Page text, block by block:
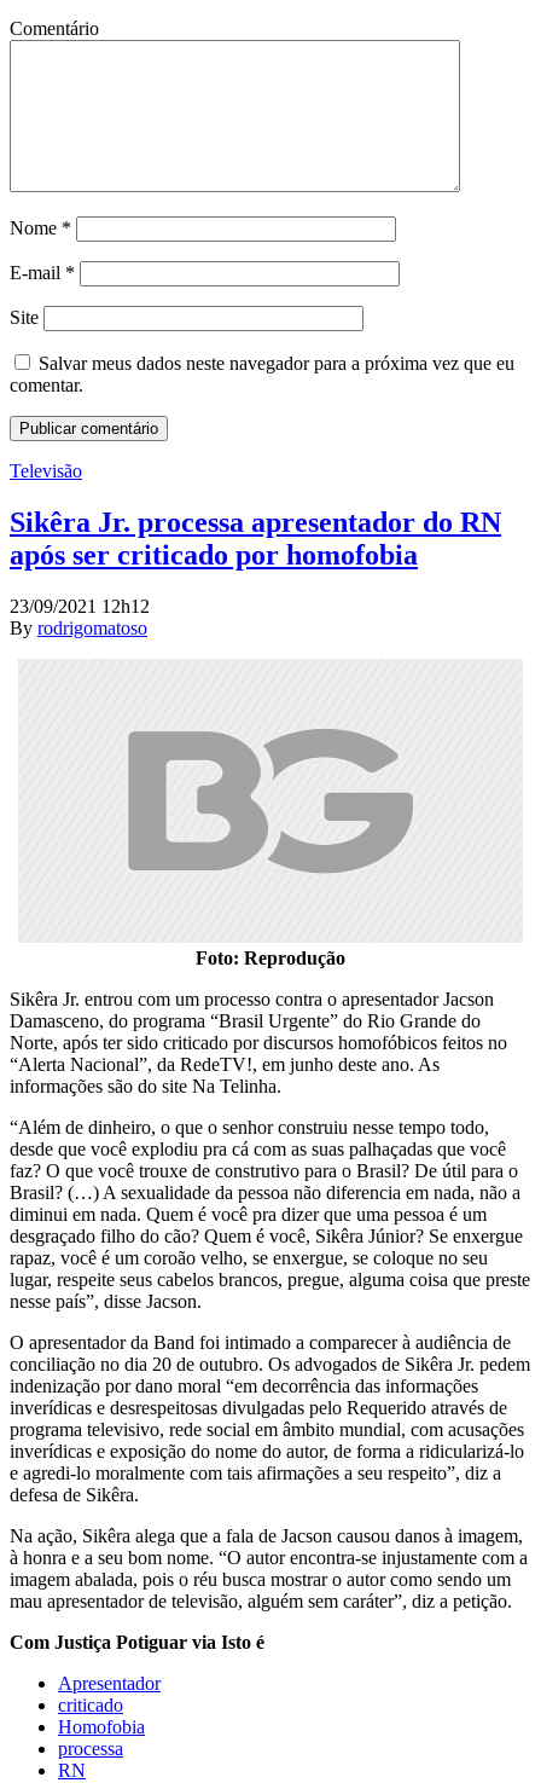
Comentário
Nome *
E-mail *
Site
Salvar meus dados neste navegador para a próxima vez que eu
comentar.
Televisão
Sikêra Jr. processa apresentador do RN
após ser criticado por homofobia
23/09/2021 12h12
By rodrigomatoso
Foto: Reprodução
Sikêra Jr. entrou com um processo contra o apresentador Jacson
Damasceno, do programa “Brasil Urgente” do Rio Grande do
Norte, após ter sido criticado por discursos homofóbicos feitos no
“Alerta Nacional”, da RedeTV!, em junho deste ano. As
informações são do site Na Telinha.
“Além de dinheiro, o que o senhor construiu nesse tempo todo,
desde que você explodiu pra cá com as suas palhaçadas que você
faz? O que você trouxe de construtivo para o Brasil? De útil para o
Brasil? (…) A sexualidade da pessoa não diferencia em nada, não a
diminui em nada. Quem é você pra dizer que uma pessoa é um
desgraçado filho do cão? Quem é você, Sikêra Júnior? Se enxergue
rapaz, você é um coroão velho, se enxergue, se coloque no seu
lugar, respeite seus cabelos brancos, pregue, alguma coisa que preste
nesse país”, disse Jacson.
O apresentador da Band foi intimado a comparecer à audiência de
conciliação no dia 20 de outubro. Os advogados de Sikêra Jr. pedem
indenização por dano moral “em decorrência das informações
inverídicas e desrespeitosas divulgadas pelo Requerido através de
programa televisivo, rede social em âmbito mundial, com acusações
inverídicas e exposição do nome do autor, de forma a ridicularizá-lo
e agredi-lo moralmente com tais afirmações a seu respeito”, diz a
defesa de Sikêra.
Na ação, Sikêra alega que a fala de Jacson causou danos à imagem,
à honra e a seu bom nome. “O autor encontra-se injustamente com a
imagem abalada, pois o réu busca mostrar o autor como sendo um
mau apresentador de televisão, alguém sem caráter”, diz a petição.
Com Justiça Potiguar via Isto é
Apresentador
criticado
Homofobia
processa
RN